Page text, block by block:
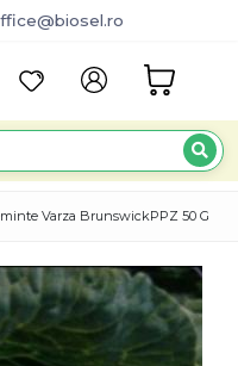
Varza BrunswickPPZ 50 GR